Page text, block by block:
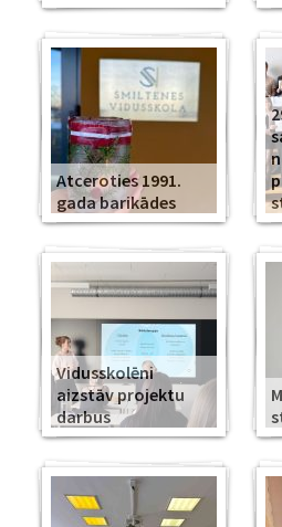
Atceroties 1991.
gada barikādes
Vidusskolēni
aizstāv projektu
darbus